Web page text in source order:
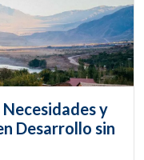
y
Desarrollo sin